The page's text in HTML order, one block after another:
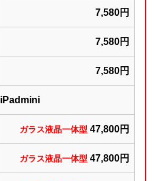
7,580円
7,580円
7,580円
iPadmini
ガラス液晶一体型 47,800円
ガラス液晶一体型 47,800円